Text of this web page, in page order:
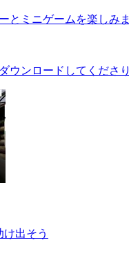
とミニゲームを楽しみ
ンロードしてくださ
出そう